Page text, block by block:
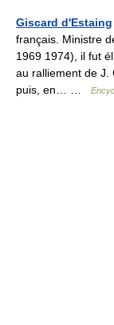
Giscard d'Estaing
français. Ministre
1969 1974), il fut
au ralliement de J.
puis, en… …